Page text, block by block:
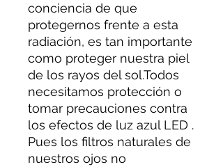
conciencia de que
protegernos frente a esta
radiación, es tan importante
como proteger nuestra piel
de los rayos del sol.Todos
necesitamos protección o
tomar precauciones contra
los efectos de luz azul LED .
Pues los filtros naturales de
nuestros ojos no